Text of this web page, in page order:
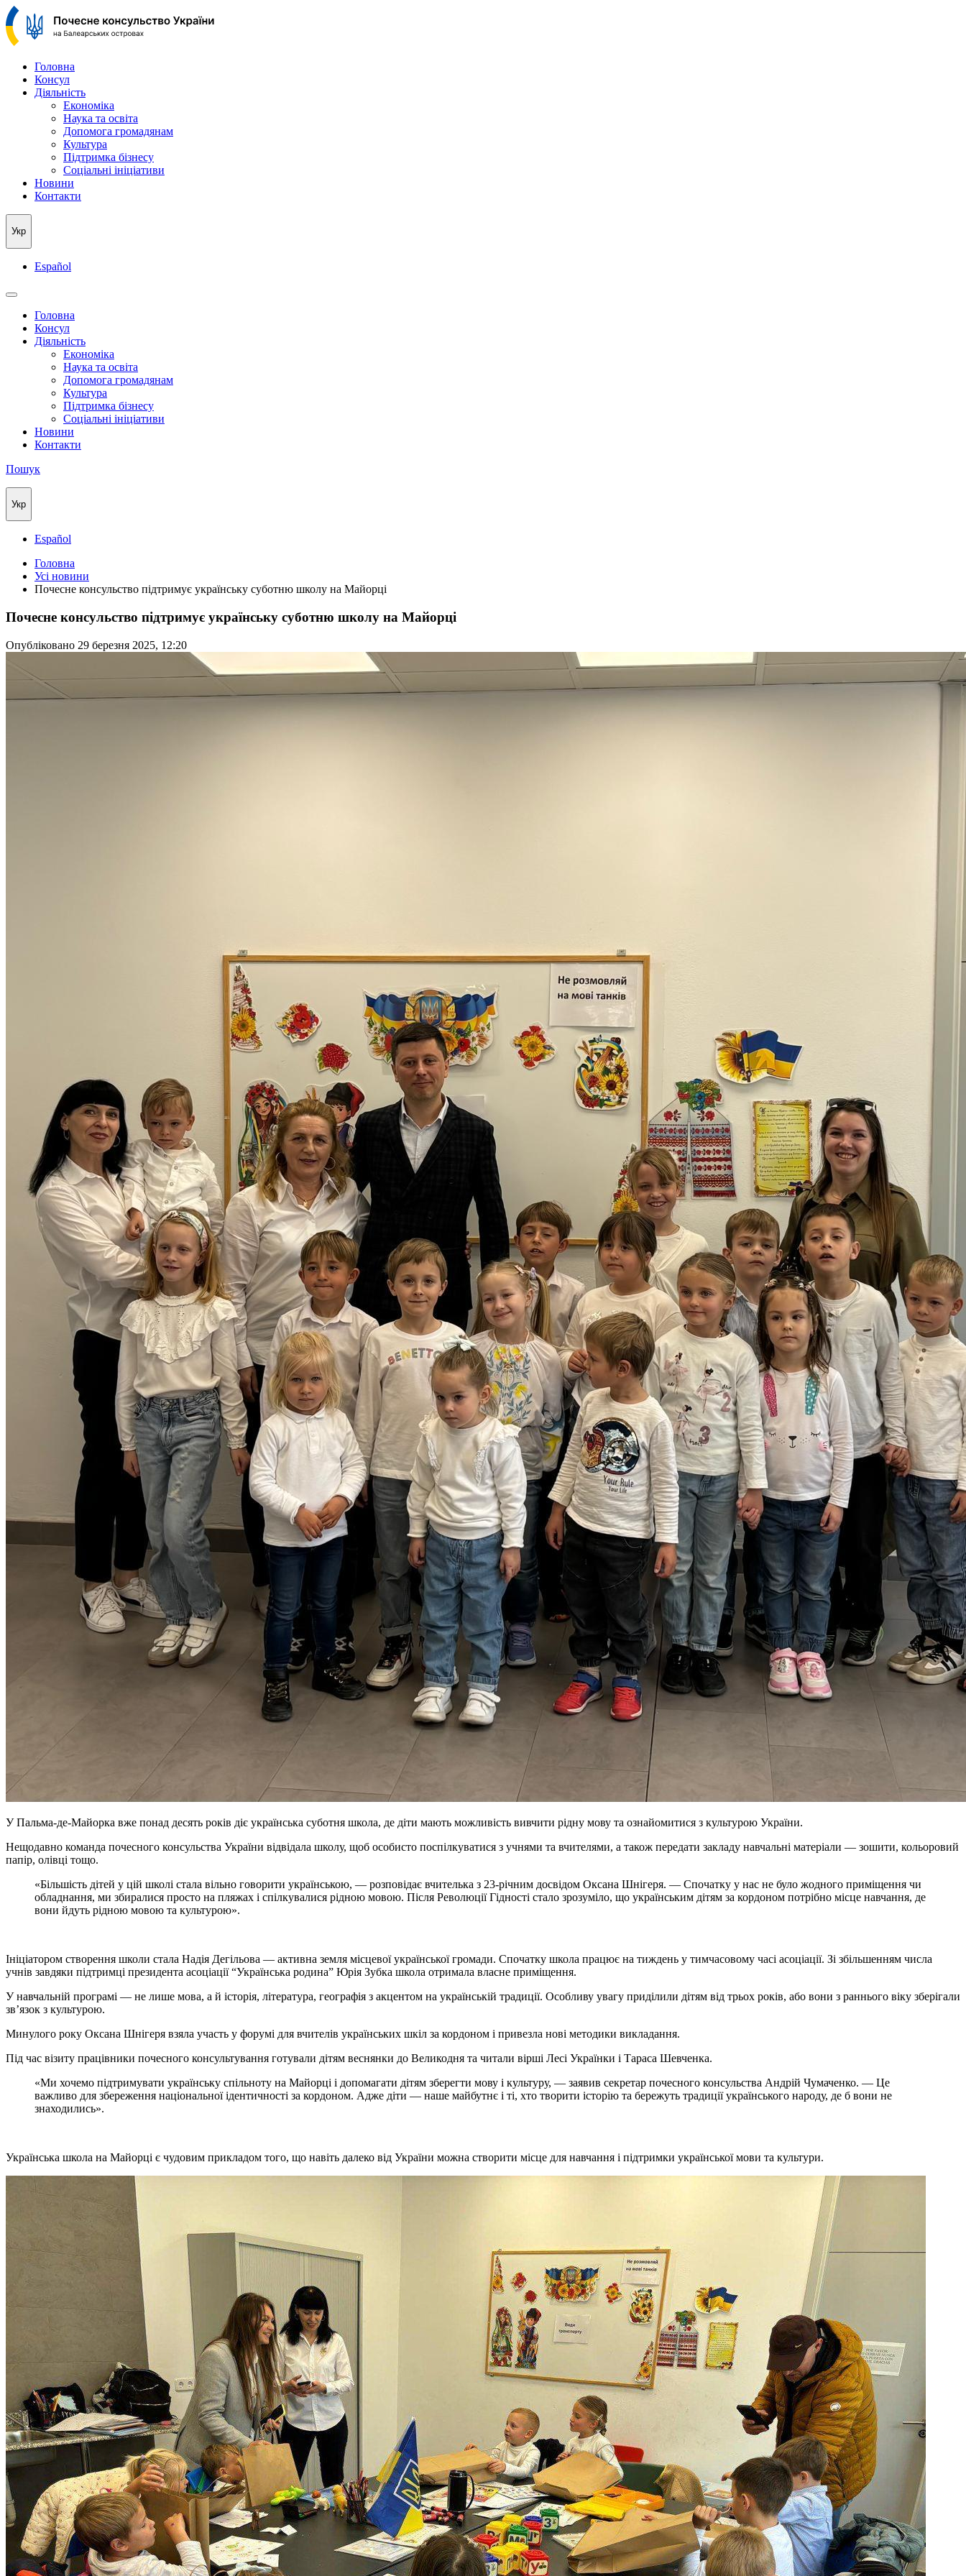
Головна
Консул
Дiяльнicть
Економіка
Наука та освіта
Допомога громадянам
Культура
Підтримка бізнесу
Соціальні ініціативи
Новини
Контакти
Укр
Español
Головна
Консул
Дiяльнicть
Економіка
Наука та освіта
Допомога громадянам
Культура
Підтримка бізнесу
Соціальні ініціативи
Новини
Контакти
Пошук
Укр
Español
Головна
Усі новини
Почесне консульство підтримує українську суботню школу на Майорці
Почесне консульство підтримує українську суботню школу на Майорці
Опубліковано 29 березня 2025, 12:20
У Пальма-де-Майорка вже понад десять років діє українська суботня школа, де діти мають можливість вивчити рідну мову та ознайомитися з культурою України.
Нещодавно команда почесного консульства України відвідала школу, щоб особисто поспілкуватися з учнями та вчителями, а також передати закладу навчальні матеріали — зошити, кольоровий
папір, олівці тощо.
«Більшість дітей у цій школі стала вільно говорити українською, — розповідає вчителька з 23-річним досвідом Оксана Шнігеря. — Спочатку у нас не було жодного приміщення чи
обладнання, ми збиралися просто на пляжах і спілкувалися рідною мовою. Після Революції Гідності стало зрозуміло, що українським дітям за кордоном потрібно місце навчання, де
вони йдуть рідною мовою та культурою».
Ініціатором створення школи стала Надія Дегільова — активна земля місцевої української громади. Спочатку школа працює на тиждень у тимчасовому часі асоціації. Зі збільшенням числа
учнів завдяки підтримці президента асоціації “Українська родина” Юрія Зубка школа отримала власне приміщення.
У навчальній програмі — не лише мова, а й історія, література, географія з акцентом на українській традиції. Особливу увагу приділили дітям від трьох років, або вони з раннього віку зберігали
зв’язок з культурою.
Минулого року Оксана Шнігеря взяла участь у форумі для вчителів українських шкіл за кордоном і привезла нові методики викладання.
Під час візиту працівники почесного консультування готували дітям веснянки до Великодня та читали вірші Лесі Українки і Тараса Шевченка.
«Ми хочемо підтримувати українську спільноту на Майорці і допомагати дітям зберегти мову і культуру, — заявив секретар почесного консульства Андрій Чумаченко. — Це
важливо для збереження національної ідентичності за кордоном. Адже діти — наше майбутнє і ті, хто творити історію та бережуть традиції українського народу, де б вони не
знаходились».
Українська школа на Майорці є чудовим прикладом того, що навіть далеко від України можна створити місце для навчання і підтримки української мови та культури.